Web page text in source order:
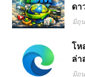
ดา
มิถุ
โห
ล่า
มิถุ